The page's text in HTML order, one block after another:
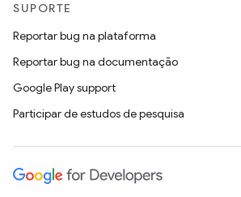
SUPORTE
Reportar bug na plataforma
Reportar bug na documentação
Google Play support
Participar de estudos de pesquisa